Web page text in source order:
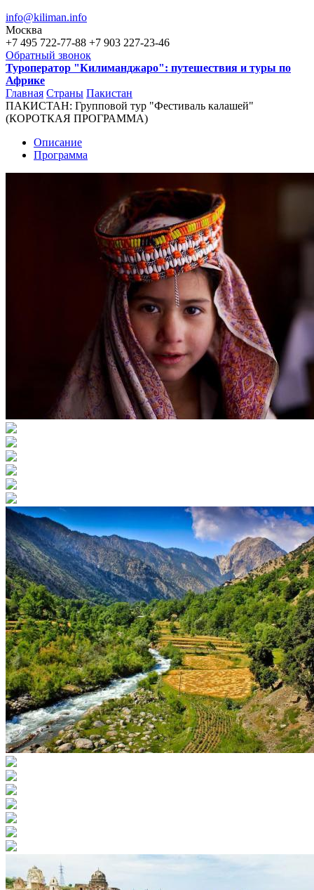
info@kiliman.info
Москва
+7 495 722-77-88 +7 903 227-23-46
Обратный звонок
Туроператор "Килиманджаро": путешествия и туры по
Африке
Вы здесь
Главная Страны Пакистан
ПАКИСТАН: Групповой тур "Фестиваль калашей"
(КОРОТКАЯ ПРОГРАММА)
Описание
Программа